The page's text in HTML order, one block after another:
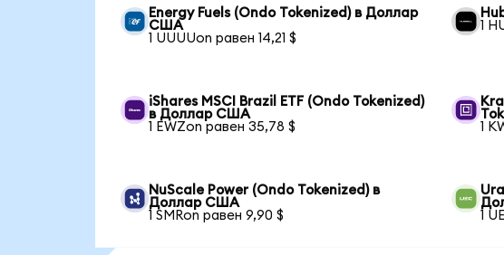
Energy Fuels (Ondo Tokenized) в Доллар
США
1 UUUUon равен 14,21 $
1
iShares MSCI Brazil ETF (Ondo Tokenized)
в Доллар США
1 EWZon равен 35,78 $
1
NuScale Power (Ondo Tokenized) в
Доллар США
1 SMRon равен 9,90 $
1